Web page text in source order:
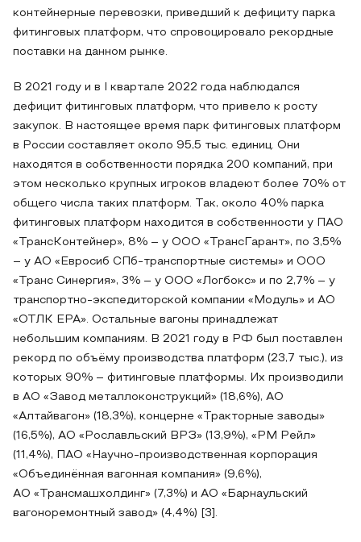
контейнерные перевозки, приведший к дефициту парка
фитинговых платформ, что спровоцировало рекордные
поставки на данном рынке.
В 2021 году и в I квартале 2022 года наблюдался
дефицит фитинговых платформ, что привело к росту
закупок. В настоящее время парк фитинговых платформ
в России составляет около 95,5 тыс. единиц. Они
находятся в собственности порядка 200 компаний, при
этом несколько крупных игроков владеют более 70% от
общего числа таких платформ. Так, около 40% парка
фитинговых платформ находится в собственности у ПАО
«ТрансКонтейнер», 8% – у ООО «ТрансГарант», по 3,5%
– у АО «Евросиб СПб-транспортные системы» и ООО
«Транс Синергия», 3% – у ООО «Логбокс» и по 2,7% – у
транспортно-экспедиторской компании «Модуль» и АО
«ОТЛК ЕРА». Остальные вагоны принадлежат
небольшим компаниям. В 2021 году в РФ был поставлен
рекорд по объёму производства платформ (23,7 тыс.), из
которых 90% – фитинговые платформы. Их производили
в АО «Завод металлоконструкций» (18,6%), АО
«Алтайвагон» (18,3%), концерне «Тракторные заводы»
(16,5%), АО «Рославльский ВРЗ» (13,9%), «РМ Рейл»
(11,4%), ПАО «Научно-производственная корпорация
«Объединённая вагонная компания» (9,6%),
АО «Трансмашхолдинг» (7,3%) и АО «Барнаульский
вагоноремонтный завод» (4,4%) [3].